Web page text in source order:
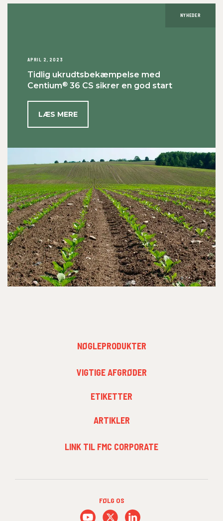
NYHEDER
APRIL 2, 2023
Tidlig ukrudtsbekæmpelse med
Centium® 36 CS sikrer en god start
LÆS MERE
NØGLEPRODUKTER
VIGTIGE AFGRØDER
ETIKETTER
ARTIKLER
LINK TIL FMC CORPORATE
FØLG OS